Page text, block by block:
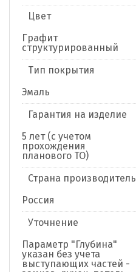
Цвет
Графит
структурированный
Тип покрытия
Эмаль
Гарантия на изделие
5 лет (с учетом
прохождения
планового ТО)
Страна производитель
Россия
Уточнение
Параметр "Глубина"
указан без учета
выступающих частей -